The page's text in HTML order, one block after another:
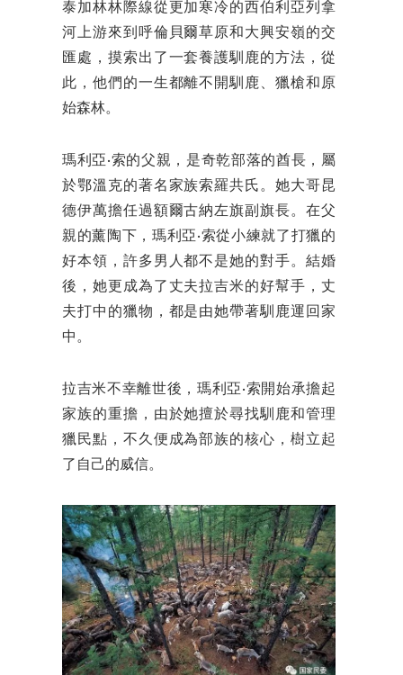
泰加林林際線從更加寒冷的西伯利亞列拿
河上游來到呼倫貝爾草原和大興安嶺的交
匯處，摸索出了一套養護馴鹿的方法，從
此，他們的一生都離不開馴鹿、獵槍和原
始森林。
瑪利亞·索的父親，是奇乾部落的酋長，屬
於鄂溫克的著名家族索羅共氏。她大哥昆
德伊萬擔任過額爾古納左旗副旗長。在父
親的薰陶下，瑪利亞·索從小練就了打獵的
好本領，許多男人都不是她的對手。結婚
後，她更成為了丈夫拉吉米的好幫手，丈
夫打中的獵物，都是由她帶著馴鹿運回家
中。
拉吉米不幸離世後，瑪利亞·索開始承擔起
家族的重擔，由於她擅於尋找馴鹿和管理
獵民點，不久便成為部族的核心，樹立起
了自己的威信。